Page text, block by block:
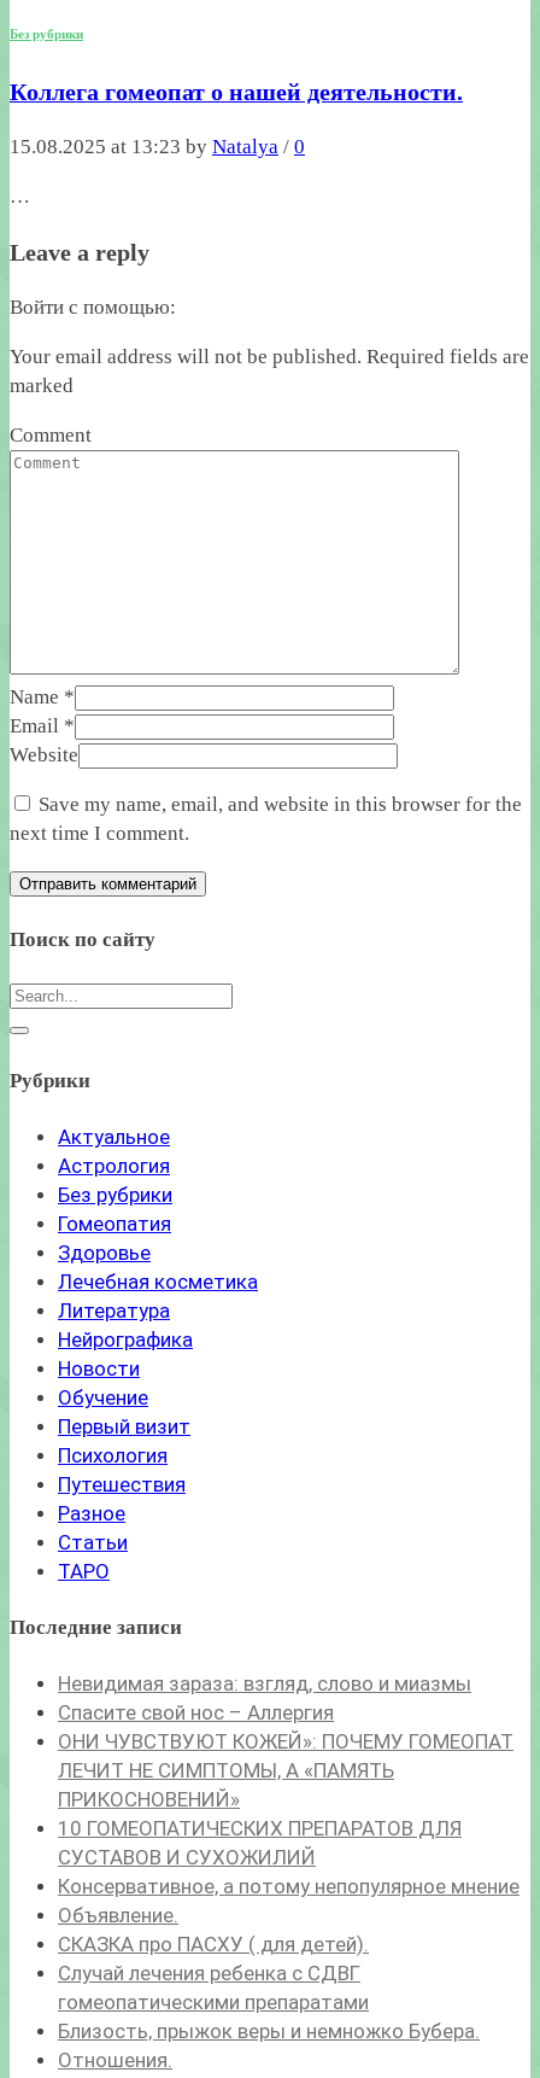
Без рубрики
Коллега гомеопат о нашей деятельности.
15.08.2025 at 13:23 by Natalya / 0
…
Leave a reply
Войти с помощью:
Your email address will not be published. Required fields are
marked
Comment
Name *
Email *
Website
Save my name, email, and website in this browser for the
next time I comment.
Поиск по сайту
Рубрики
Актуальное
Астрология
Без рубрики
Гомеопатия
Здоровье
Лечебная косметика
Литература
Нейрографика
Новости
Обучение
Первый визит
Психология
Путешествия
Разное
Статьи
ТАРО
Последние записи
Невидимая зараза: взгляд, слово и миазмы
Спасите свой нос – Аллергия
ОНИ ЧУВСТВУЮТ КОЖЕЙ»: ПОЧЕМУ ГОМЕОПАТ
ЛЕЧИТ НЕ СИМПТОМЫ, А «ПАМЯТЬ
ПРИКОСНОВЕНИЙ»
10 ГОМЕОПАТИЧЕСКИХ ПРЕПАРАТОВ ДЛЯ
СУСТАВОВ И СУХОЖИЛИЙ
Консервативное, а потому непопулярное мнение
Объявление.
СКАЗКА про ПАСХУ ( для детей).
Случай лечения ребенка с СДВГ
гомеопатическими препаратами
Близость, прыжок веры и немножко Бубера.
Отношения.